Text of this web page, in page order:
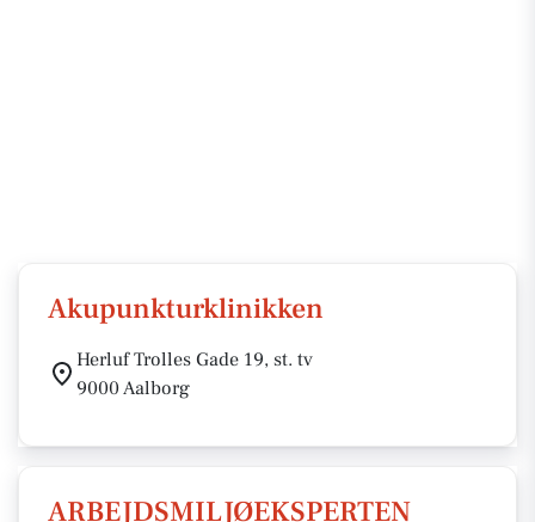
Akupunkturklinikken
Herluf Trolles Gade 19, st. tv
9000 Aalborg
ARBEJDSMILJØEKSPERTEN